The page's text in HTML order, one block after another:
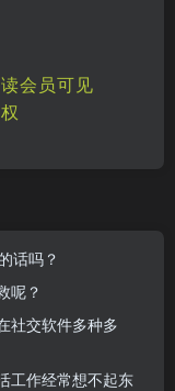
会员可见
话吗？
呢？
社交软件多种多
工作经常想不起东